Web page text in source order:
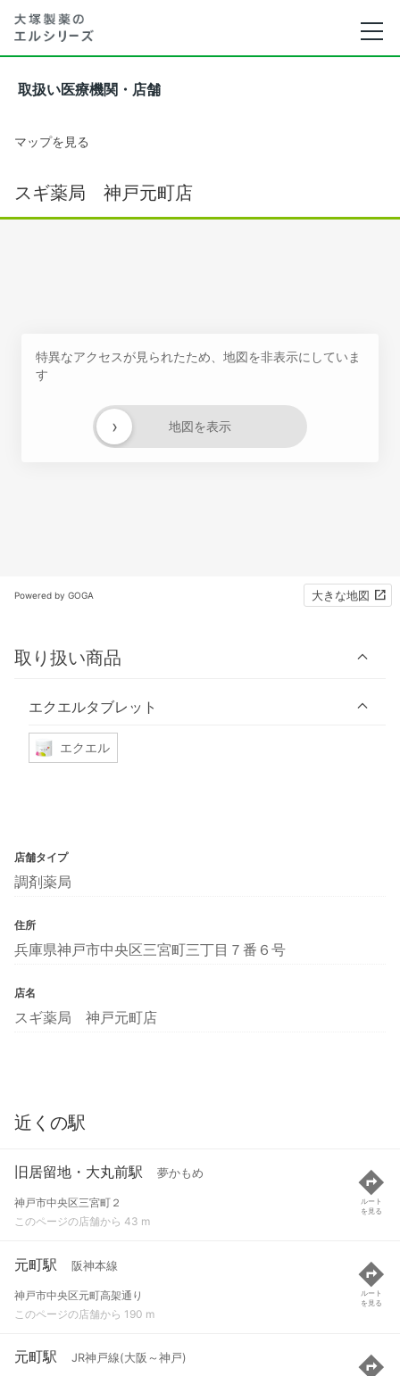
取扱い医療機関・店舗
マップを見る
スギ薬局 神戸元町店
特異なアクセスが見られたため、地図を非表示にしていま
す
地図を表示
›
Powered by GOGA 大きな地図
取り扱い商品
エクエルタブレット
エクエル
店舗タイプ
調剤薬局
住所
兵庫県神戸市中央区三宮町三丁目７番６号
店名
スギ薬局 神戸元町店
近くの駅
旧居留地・大丸前駅 夢かもめ
神戸市中央区三宮町２
このページの店舗から 43 m
ルート
を見る
元町駅 阪神本線
神戸市中央区元町高架通り
このページの店舗から 190 m
ルート
を見る
元町駅 JR神戸線(大阪～神戸)